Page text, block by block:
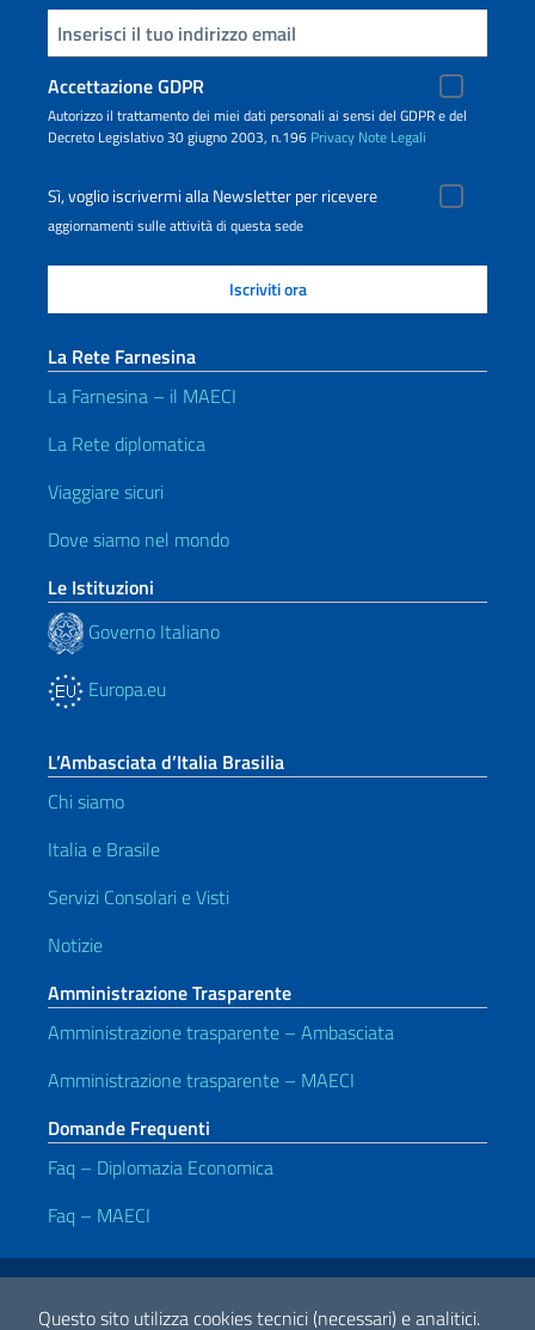
Questo sito utilizza cookies tecnici (necessari) e analitici.
Inserisci la tua email
Accettazione GDPR
Autorizzo il trattamento dei miei dati personali ai sensi del GDPR e del
Decreto Legislativo 30 giugno 2003, n.196 Privacy Note Legali
Sì, voglio iscrivermi alla Newsletter per ricevere
aggiornamenti sulle attività di questa sede
La Rete Farnesina
La Farnesina – il MAECI
La Rete diplomatica
Viaggiare sicuri
Dove siamo nel mondo
Le Istituzioni
Governo Italiano
Europa.eu
L’Ambasciata d’Italia Brasilia
Chi siamo
Italia e Brasile
Servizi Consolari e Visti
Notizie
Amministrazione Trasparente
Amministrazione trasparente – Ambasciata
Amministrazione trasparente – MAECI
Domande Frequenti
Faq – Diplomazia Economica
Faq – MAECI
Link Utili